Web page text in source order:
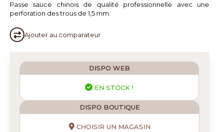
Passe sauce chinois de qualité professionnelle avec une
perforation des trous de 1,5 mm.
Ajouter au comparateur
DISPO WEB
EN STOCK !
DISPO BOUTIQUE
CHOISIR UN MAGASIN